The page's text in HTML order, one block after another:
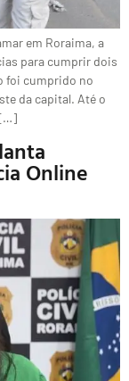
em Roraima, a
para cumprir dois
foi cumprido no
da capital. Até o
[…]
Online